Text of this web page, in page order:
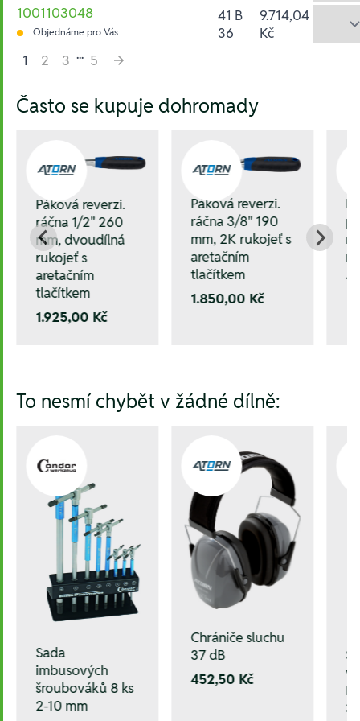
1001103048
Objednáme pro Vás
41 B
36
9.714,04
Kč
1
2 3 ... 5
Často se kupuje dohromady
Páková reverzi.
ráčna 1/2" 260
mm, dvoudílná
rukojeť s
aretačním
tlačítkem
1.925,00 Kč
Páková reverzi.
ráčna 3/8" 190
mm, 2K rukojeť s
aretačním
tlačítkem
1.850,00 Kč
To nesmí chybět v žádné dílně:
Sada
imbusových
šroubováků 8 ks
2-10 mm
Chrániče sluchu
37 dB
452,50 Kč